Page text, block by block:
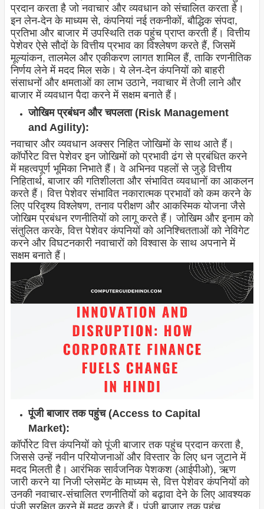
प्रदान करता है जो नवाचार और व्यवधान को संचालित करता है।
इन लेन-देन के माध्यम से, कंपनियां नई तकनीकों, बौद्धिक संपदा,
प्रतिभा और बाजार में उपस्थिति तक पहुंच प्राप्त करती हैं। वित्तीय
पेशेवर ऐसे सौदों के वित्तीय प्रभाव का विश्लेषण करते हैं, जिसमें
मूल्यांकन, तालमेल और एकीकरण लागत शामिल हैं, ताकि रणनीतिक
निर्णय लेने में मदद मिल सके। ये लेन-देन कंपनियों को बाहरी
संसाधनों और क्षमताओं का लाभ उठाने, नवाचार में तेजी लाने और
बाजार में व्यवधान पैदा करने में सक्षम बनाते हैं।
जोखिम प्रबंधन और चपलता (Risk Management
and Agility):
नवाचार और व्यवधान अक्सर निहित जोखिमों के साथ आते हैं।
कॉर्पोरेट वित्त पेशेवर इन जोखिमों को प्रभावी ढंग से प्रबंधित करने
में महत्वपूर्ण भूमिका निभाते हैं। वे अभिनव पहलों से जुड़े वित्तीय
निहितार्थ, बाजार की गतिशीलता और संभावित व्यवधानों का आकलन
करते हैं। वित्त पेशेवर संभावित नकारात्मक प्रभावों को कम करने के
लिए परिदृश्य विश्लेषण, तनाव परीक्षण और आकस्मिक योजना जैसे
जोखिम प्रबंधन रणनीतियों को लागू करते हैं। जोखिम और इनाम को
संतुलित करके, वित्त पेशेवर कंपनियों को अनिश्चितताओं को नेविगेट
करने और विघटनकारी नवाचारों को विश्वास के साथ अपनाने में
सक्षम बनाते हैं।
पूंजी बाजार तक पहुंच (Access to Capital
Market):
कॉर्पोरेट वित्त कंपनियों को पूंजी बाजार तक पहुंच प्रदान करता है,
जिससे उन्हें नवीन परियोजनाओं और विस्तार के लिए धन जुटाने में
मदद मिलती है। आरंभिक सार्वजनिक पेशकश (आईपीओ), ऋण
जारी करने या निजी प्लेसमेंट के माध्यम से, वित्त पेशेवर कंपनियों को
उनकी नवाचार-संचालित रणनीतियों को बढ़ावा देने के लिए आवश्यक